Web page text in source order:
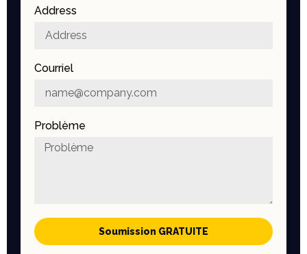
Address
Courriel
Problème
Soumission GRATUITE